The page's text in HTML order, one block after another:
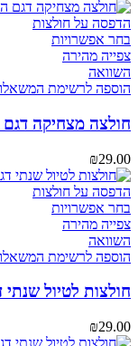
המוצר
בחר אפשרויות
מספר
ניתן
לבחור
בעמוד
המוצר
צפייה מהירה
השוואה
הוספה לרשימת
חולצה מצחיקה דגם
₪29.00
בחר אפשרויות
מספר
ניתן
צפייה מהירה
השוואה
הוספה לרשימת
חולצות לטיול
₪29.00